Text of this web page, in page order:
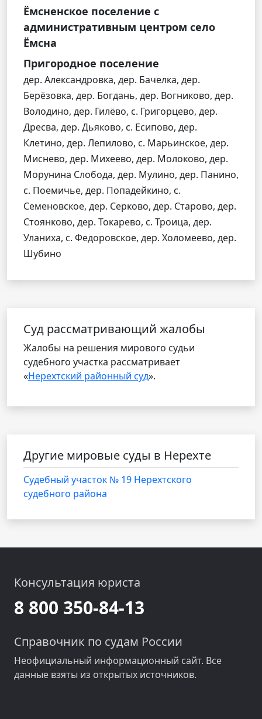
Ёмсненское поселение с
административным центром село
Ёмсна
Пригородное поселение
дер. Александровка, дер. Бачелка, дер.
Берёзовка, дер. Богдань, дер. Вогниково, дер.
Володино, дер. Гилёво, с. Григорцево, дер.
Дресва, дер. Дьяково, с. Есипово, дер.
Клетино, дер. Лепилово, с. Марьинское, дер.
Миснево, дер. Михеево, дер. Молоково, дер.
Морунина Слобода, дер. Мулино, дер. Панино,
с. Поемичье, дер. Попадейкино, с.
Семеновское, дер. Серково, дер. Старово, дер.
Стоянково, дер. Токарево, с. Троица, дер.
Уланиха, с. Федоровское, дер. Холомеево, дер.
Шубино
Cуд рассматривающий жалобы
Жалобы на решения мирового судьи
судебного участка рассматривает
«Нерехтский районный суд».
Другие мировые суды в Нерехте
Судебный участок № 19 Нерехтского
судебного района
Консультация юриста
8 800 350-84-13
Справочник по судам России
Неофициальный информационный сайт. Все
данные взяты из открытых источников.